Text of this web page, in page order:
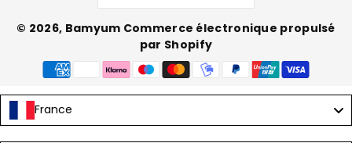
© 2026, Bamyum Commerce électronique propulsé
par Shopify
Moyens
paiement
France